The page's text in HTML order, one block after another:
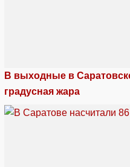
В выходные в
градусная жара